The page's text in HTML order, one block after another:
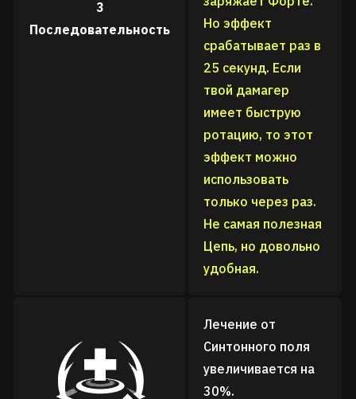
3
Последовательность
Но эффект
срабатывает раз в
25 секунд. Если
твой дамагер
имеет быструю
ротацию, то этот
эффект можно
использовать
только через раз.
Не самая полезная
Цепь, но довольно
удобная.
Лечение от
Синтонного поля
увеличивается на
30%.